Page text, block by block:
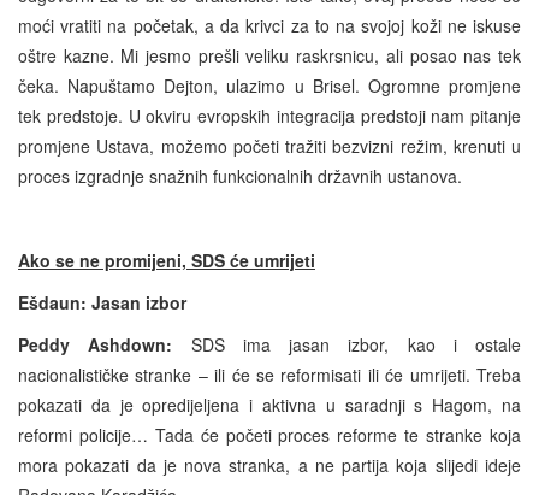
moći vratiti na početak, a da krivci za to na svojoj koži ne iskuse
oštre kazne. Mi jesmo prešli veliku raskrsnicu, ali posao nas tek
čeka. Napuštamo Dejton, ulazimo u Brisel. Ogromne promjene
tek predstoje. U okviru evropskih integracija predstoji nam pitanje
promjene Ustava, možemo početi tražiti bezvizni režim, krenuti u
proces izgradnje snažnih funkcionalnih državnih ustanova.
Ako se ne promijeni, SDS će umrijeti
Ešdaun: Jasan izbor
Peddy Ashdown: SDS ima jasan izbor, kao i ostale
nacionalističke stranke – ili će se reformisati ili će umrijeti. Treba
pokazati da je opredijeljena i aktivna u saradnji s Hagom, na
reformi policije… Tada će početi proces reforme te stranke koja
mora pokazati da je nova stranka, a ne partija koja slijedi ideje